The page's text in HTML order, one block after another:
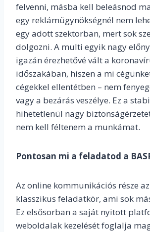
felvenni, másba kell beleásnod
egy reklámügynökségnél nem
egy adott szektorban, mert sok
dolgozni. A multi egyik nagy
igazán érezhetővé vált a
időszakában, hiszen a mi
cégekkel ellentétben – nem
vagy a bezárás veszélye. Ez a
hihetetlenül nagy
nem kell féltenem a munkámat.
Pontosan mi a feladatod a
Az online kommunikációs része
klasszikus feladatkör, ami sok
Ez elsősorban a saját nyitott
weboldalak kezelését foglalja